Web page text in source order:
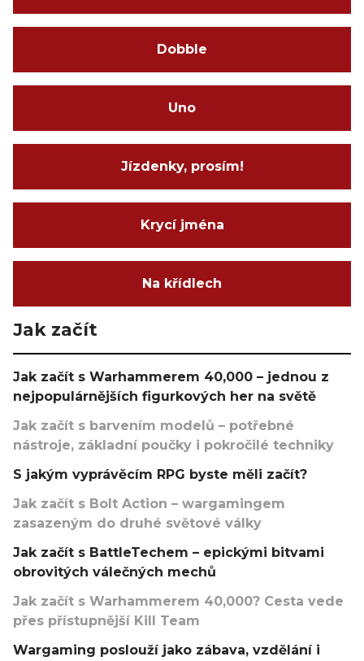
Dobble
Uno
Jízdenky, prosím!
Krycí jména
Na křídlech
Jak začít
Jak začít s Warhammerem 40,000 – jednou z
nejpopulárnějších figurkových her na světě
Jak začít s barvením modelů – potřebné
nástroje, základní poučky i pokročilé techniky
S jakým vyprávěcím RPG byste měli začít?
Jak začít s Bolt Action – wargamingem
zasazeným do druhé světové války
Jak začít s BattleTechem – epickými bitvami
obrovitých válečných mechů
Jak začít s Warhammerem 40,000? Cesta vede
přes přístupnější Kill Team
Wargaming poslouží jako zábava, vzdělání i